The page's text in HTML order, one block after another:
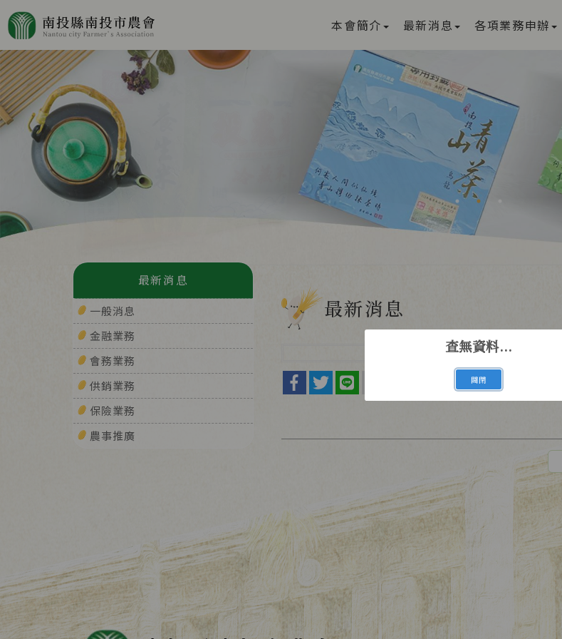
本會簡介 最新消息 各項業務申辦
最新消息
一般消息
金融業務
會務業務
供銷業務
保險業務
農事推廣
最新消息
查無資料...
關閉